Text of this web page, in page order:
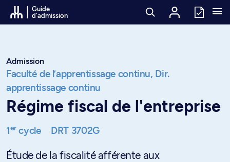
Passer au contenu
Guide
d'admission
Admission
Faculté de l’apprentissage continu, Dir.
apprentissage continu
Régime fiscal de l'entreprise
1ercycle DRT 3702G
Étude de la fiscalité afférente aux